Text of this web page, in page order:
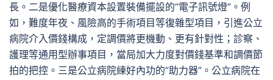
長。二是優化醫療資本設置裝備擺設的“電子訊號燈”。例
如，難度年夜、風險高的手術項目等復雜型項目，引進公立
病院介入價錢構成，定調價將更機動、更有針對性；診察、
護理等通用型辦事項目，當局加大力度對價錢基準和調價節
拍的把控。三是公立病院練好內功的“助力器”。公立病院在